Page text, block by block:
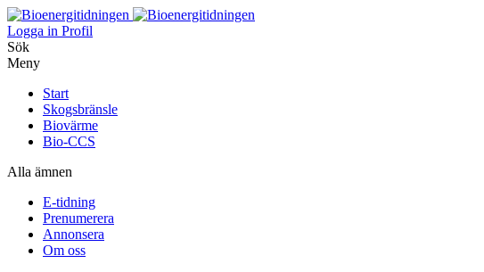
Logga in Profil
Sök
Meny
Start
Skogsbränsle
Biovärme
Bio-CCS
Alla ämnen
E-tidning
Prenumerera
Annonsera
Om oss